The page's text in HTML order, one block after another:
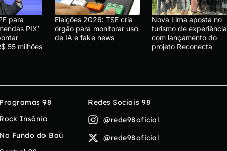
para
PIX’
55 milhões
Eleições 2026: TSE cria
órgão para monitorar uso
de IA e fake news
Nova Lima aposta no
turismo de experiência
com lançamento do
projeto Reconecta
Programas 98
Rock Insônia
No Fundo do Baú
Redes Sociais 98
@rede98oficial
@rede98oficial